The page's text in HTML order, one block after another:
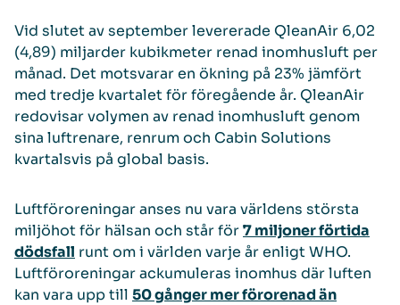
Vid slutet av september levererade QleanAir 6,02
(4,89) miljarder kubikmeter renad inomhusluft per
månad. Det motsvarar en ökning på 23% jämfört
med tredje kvartalet för föregående år. QleanAir
redovisar volymen av renad inomhusluft genom
sina luftrenare, renrum och Cabin Solutions
kvartalsvis på global basis.
Luftföroreningar anses nu vara världens största
miljöhot för hälsan och står för7 miljoner förtida
dödsfall runt om i världen varje år enligt WHO.
Luftföroreningar ackumuleras inomhus där luften
kan vara upp till 50 gånger mer förorenad än